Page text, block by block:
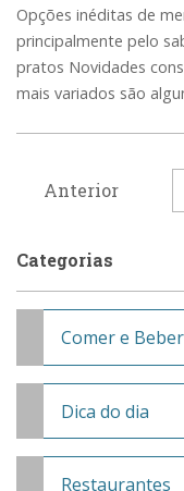
Opções inéditas de
principalmente pelo
pratos Novidades
mais variados são
Anterior
Categorias
Comer e Beber
Dica do dia
Restaurantes